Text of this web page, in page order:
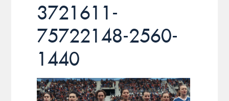
3721611-
75722148-2560-
1440